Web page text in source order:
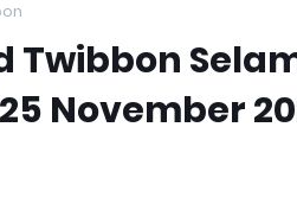
Twibbon
November